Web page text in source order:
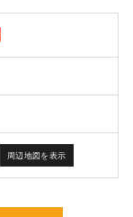
周辺地図を表示